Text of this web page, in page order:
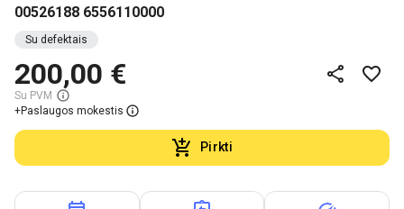
00526188 6556110000
Su defektais
200,00 €
Su PVM
+Paslaugos mokestis
Pirkti